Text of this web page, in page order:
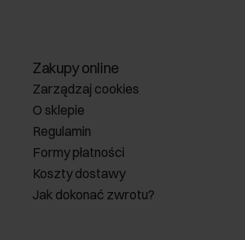
Zakupy online
Zarządzaj cookies
O sklepie
Regulamin
Formy płatności
Koszty dostawy
Jak dokonać zwrotu?